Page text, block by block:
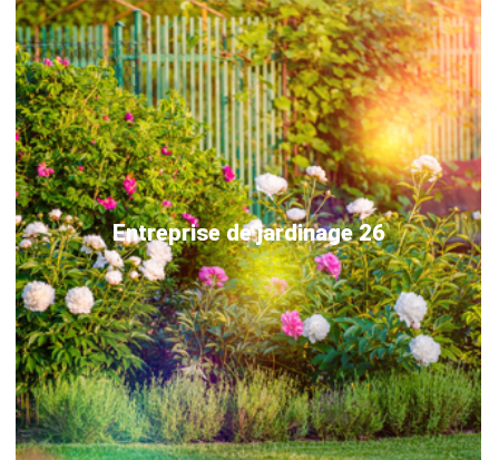
Entreprise de jardinage 26